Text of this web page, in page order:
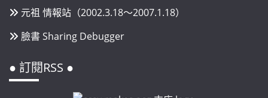
元祖 情報站（2002.3.18～2007.1.18）
臉書 Sharing Debugger
● 訂閱RSS ●